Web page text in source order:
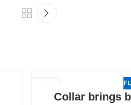
23
Collar brings